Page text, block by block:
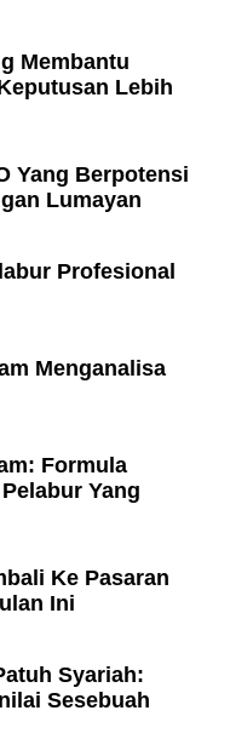
Membantu
Lebih
Yang Berpotensi
Lumayan
Profesional
Menganalisa
Formula
Yang
Ke Pasaran
Ini
Syariah:
Sesebuah